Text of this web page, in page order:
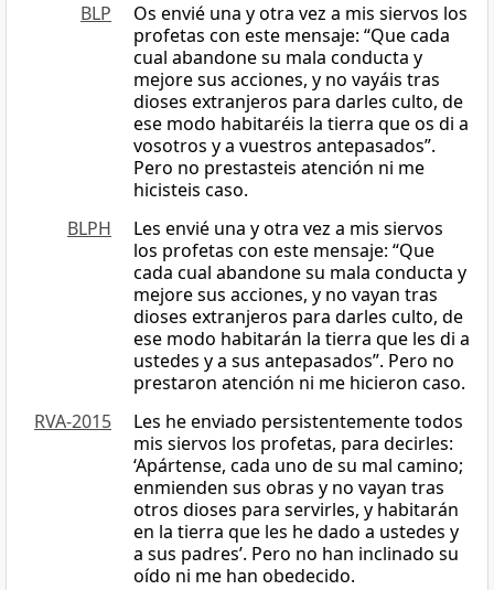
BLP
Os envié una y otra vez a mis siervos los
profetas con este mensaje: “Que cada
cual abandone su mala conducta y
mejore sus acciones, y no vayáis tras
dioses extranjeros para darles culto, de
ese modo habitaréis la tierra que os di a
vosotros y a vuestros antepasados”.
Pero no prestasteis atención ni me
hicisteis caso.
BLPH
Les envié una y otra vez a mis siervos
los profetas con este mensaje: “Que
cada cual abandone su mala conducta y
mejore sus acciones, y no vayan tras
dioses extranjeros para darles culto, de
ese modo habitarán la tierra que les di a
ustedes y a sus antepasados”. Pero no
prestaron atención ni me hicieron caso.
RVA-2015
Les he enviado persistentemente todos
mis siervos los profetas, para decirles:
‘Apártense, cada uno de su mal camino;
enmienden sus obras y no vayan tras
otros dioses para servirles, y habitarán
en la tierra que les he dado a ustedes y
a sus padres’. Pero no han inclinado su
oído ni me han obedecido.